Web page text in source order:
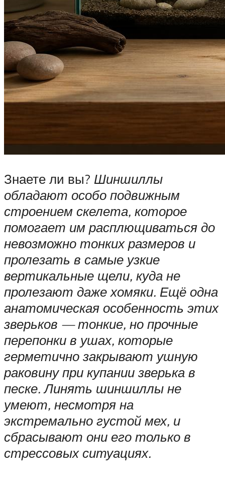
Знаете ли вы? Шиншиллы
обладают особо подвижным
строением скелета, которое
помогает им расплющиваться до
невозможно тонких размеров и
пролезать в самые узкие
вертикальные щели, куда не
пролезают даже хомяки. Ещё одна
анатомическая особенность этих
зверьков — тонкие, но прочные
перепонки в ушах, которые
герметично закрывают ушную
раковину при купании зверька в
песке. Линять шиншиллы не
умеют, несмотря на
экстремально густой мех, и
сбрасывают они его только в
стрессовых ситуациях.